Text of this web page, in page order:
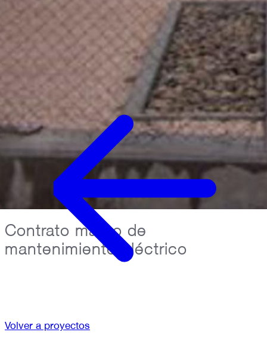
Contrato marco de
mantenimiento eléctrico
Volver a proyectos